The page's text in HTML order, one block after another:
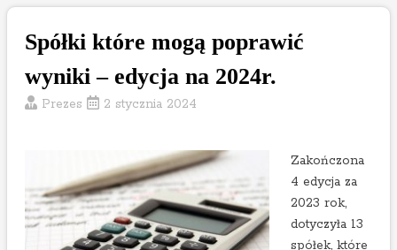
Spółki które mogą poprawić
wyniki – edycja na 2024r.
Prezes 2 stycznia 2024
Zakończona
4 edycja za
2023 rok,
dotyczyła 13
spółek, które